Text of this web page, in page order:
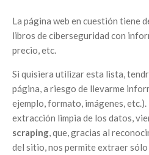
La página web en cuestión tiene
libros de ciberseguridad con
precio, etc.
Si quisiera utilizar esta lista,
página, a riesgo de llevarme
ejemplo, formato, imágenes,
extracción limpia de los datos,
scraping, que, gracias al
del sitio, nos permite extraer sólo